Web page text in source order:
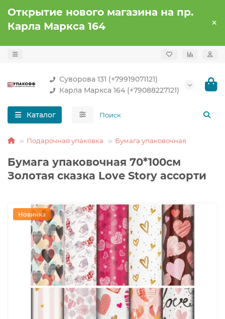
Открытие нового магазина на пр.
Карла Маркса 164
Суворова 131 (+79919071121)
Карла Маркса 164 (+79088227121)
Каталог
Подарочная упаковка Бумага упаковочная
Бумага упаковочная 70*100см
Золотая сказка Love Story ассорти
Новинка